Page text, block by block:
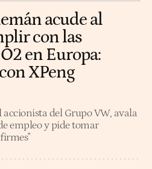
acude al
con las
en Europa:
XPeng
accionista del Grupo VW, avala
empleo y pide tomar